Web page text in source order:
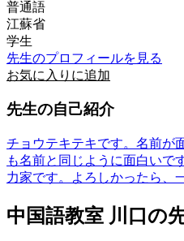
普通語
江蘇省
学生
先生のプロフィールを見る
お気に入りに追加
先生の自己紹介
チョウテキテキです。名前が
も名前と同じように面白いで
力家です。よろしかったら、
中国語教室 川口の